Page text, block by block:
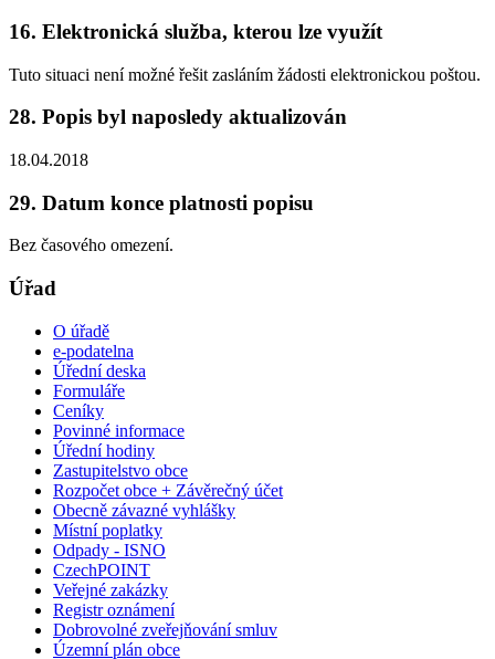
16. Elektronická služba, kterou lze využít
Tuto situaci není možné řešit zasláním žádosti elektronickou poštou.
28. Popis byl naposledy aktualizován
18.04.2018
29. Datum konce platnosti popisu
Bez časového omezení.
Úřad
O úřadě
e-podatelna
Úřední deska
Formuláře
Ceníky
Povinné informace
Úřední hodiny
Zastupitelstvo obce
Rozpočet obce + Závěrečný účet
Obecně závazné vyhlášky
Místní poplatky
Odpady - ISNO
CzechPOINT
Veřejné zakázky
Registr oznámení
Dobrovolné zveřejňování smluv
Územní plán obce